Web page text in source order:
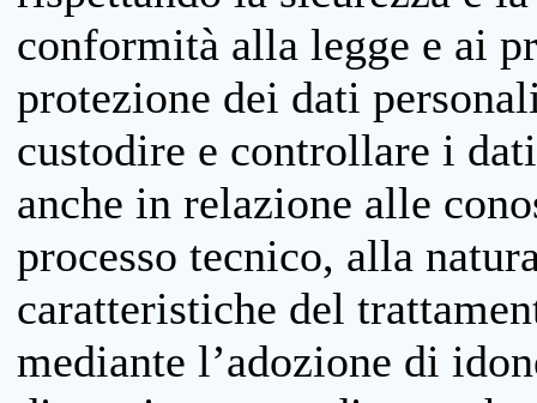
conformità alla legge e ai
protezione dei dati
custodire e controllare i
anche in relazione alle
processo tecnico, alla
caratteristiche del
mediante l’adozione di